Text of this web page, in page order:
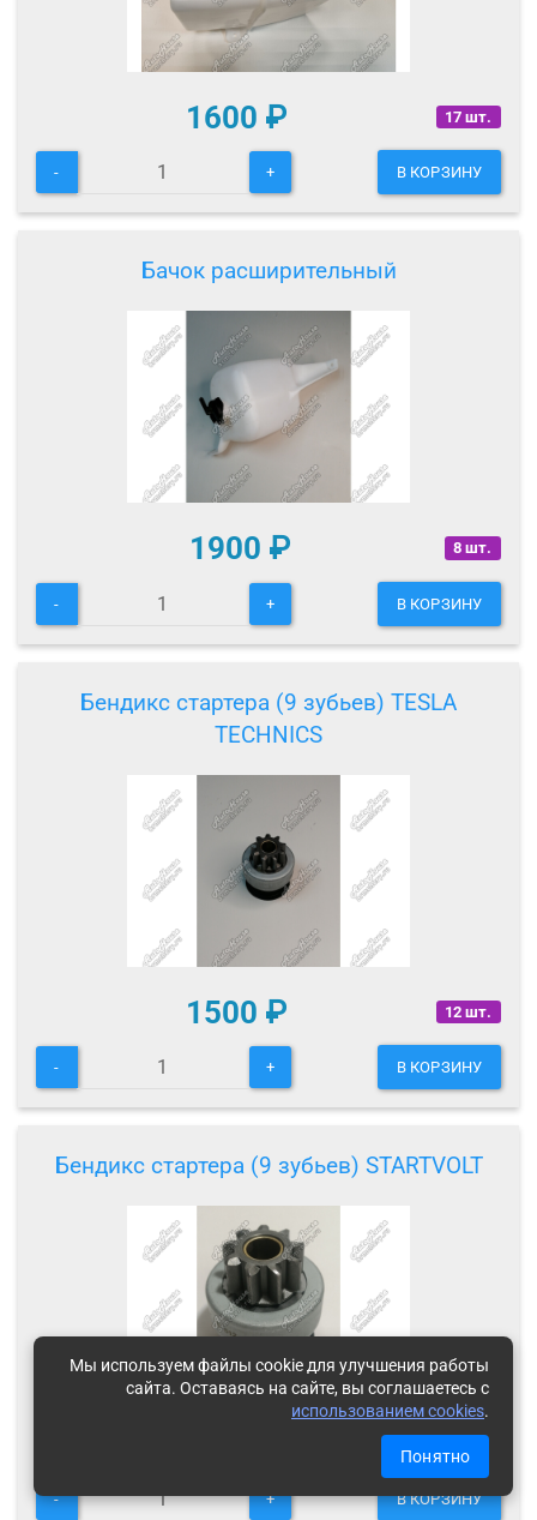
Мы используем файлы cookie для улучшения работы
сайта. Оставаясь на сайте, вы соглашаетесь с
использованием cookies.
Понятно
17 шт.
1600 ₽
- + В КОРЗИНУ
Бачок расширительный
8 шт.
1900 ₽
- + В КОРЗИНУ
Бендикс стартера (9 зубьев) TESLA
TECHNICS
12 шт.
1500 ₽
- + В КОРЗИНУ
Бендикс стартера (9 зубьев) STARTVOLT
17 шт.
- + В КОРЗИНУ